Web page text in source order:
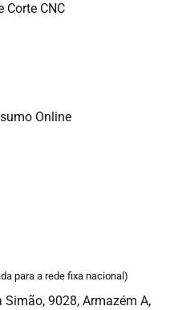
Corte CNC
Online
para a rede fixa nacional)
9028, Armazém A,